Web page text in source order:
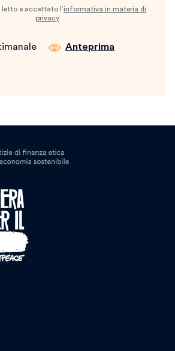
letto e accettato l’informativa in materia di
privacy
Anteprima